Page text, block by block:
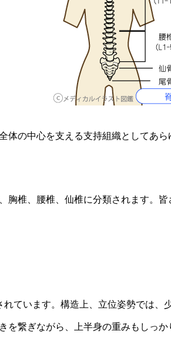
体の中心を支える支持組織としてあ
胸椎、腰椎、仙椎に分類されます。
れています。構造上、立位姿勢では
を繋ぎながら、上半身の重みもしっ